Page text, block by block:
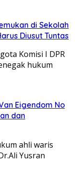
di Sekolah
Diusut Tuntas
Komisi I DPR
hukum
Eigendom No
dan
ahli waris
Yusran